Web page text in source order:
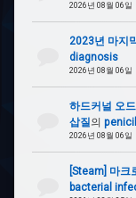
2026년 08월 06일
2023년 마지
diagnosis
2026년 08월 06일
하드커널 오
삽질의
2026년 08월 06일
[Steam] 마크
bacterial